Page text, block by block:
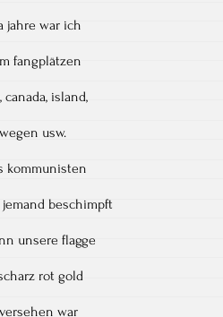
jahre war ich
fangplätzen
canada, island,
usw.
kommunisten
beschimpft
unsere flagge
rot gold
war